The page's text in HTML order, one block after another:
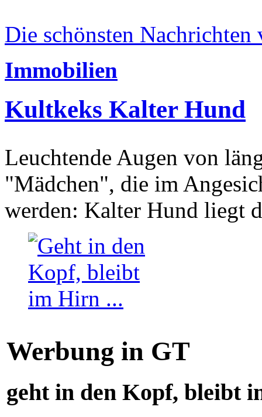
Die schönsten Nachrichten
Immobilien
Kultkeks Kalter Hund
Leuchtende Augen von
"Mädchen", die im
werden: Kalter Hund liegt
Werbung in GT
geht in den Kopf, bleibt